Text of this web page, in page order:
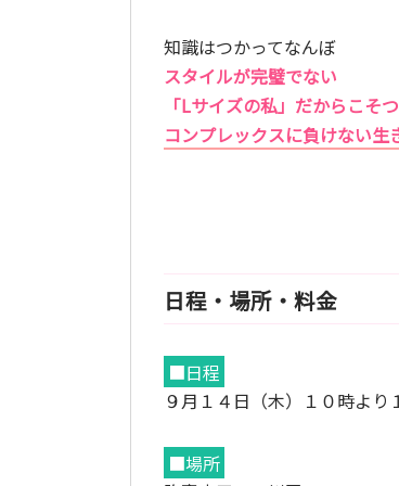
知識はつかってなんぼ
スタイルが完璧でない
「Lサイズの私」だからこそ
コンプレックスに負けない生
日程・場所・料金
■日程
９月１４日（木）１０時より
■場所